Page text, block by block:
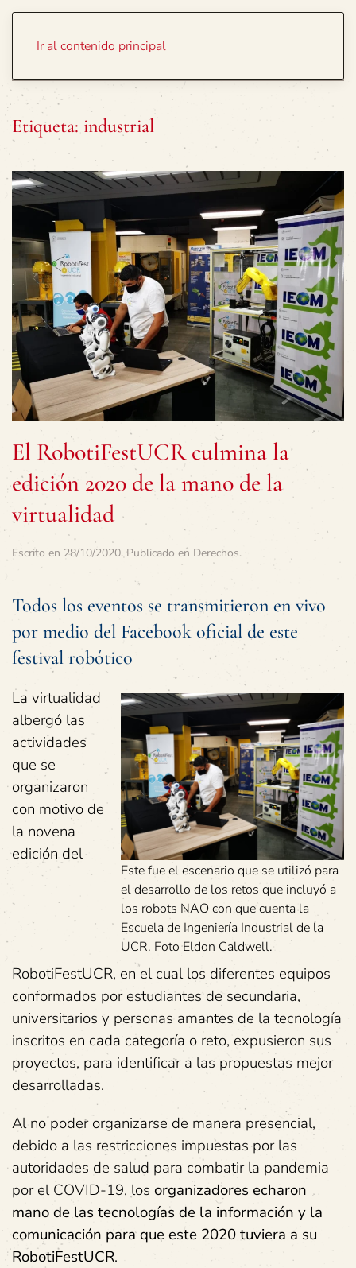
Ir al contenido principal
Etiqueta: industrial
El RobotiFestUCR culmina la
edición 2020 de la mano de la
virtualidad
Escrito en 28/10/2020. Publicado en Derechos.
Todos los eventos se transmitieron en vivo
por medio del Facebook oficial de este
festival robótico
Este fue el escenario que se utilizó para
el desarrollo de los retos que incluyó a
los robots NAO con que cuenta la
Escuela de Ingeniería Industrial de la
UCR. Foto Eldon Caldwell.
La virtualidad
albergó las
actividades
que se
organizaron
con motivo de
la novena
edición del
RobotiFestUCR, en el cual los diferentes equipos
conformados por estudiantes de secundaria,
universitarios y personas amantes de la tecnología
inscritos en cada categoría o reto, expusieron sus
proyectos, para identificar a las propuestas mejor
desarrolladas.
Al no poder organizarse de manera presencial,
debido a las restricciones impuestas por las
autoridades de salud para combatir la pandemia
por el COVID-19, los organizadores echaron
mano de las tecnologías de la información y la
comunicación para que este 2020 tuviera a su
RobotiFestUCR.